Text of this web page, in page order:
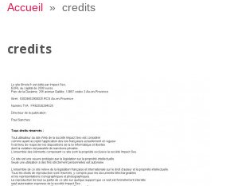
Accueil» credits
credits